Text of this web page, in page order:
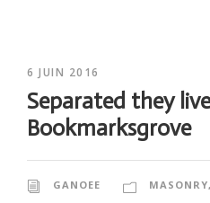
6 JUIN 2016
Separated they
Bookmarksgrove
GANOEE MASONRY,